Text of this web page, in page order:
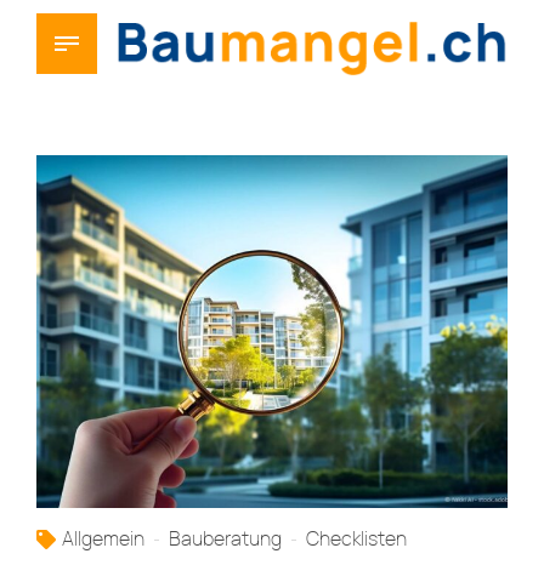
Allgemein Bauberatung Checklisten